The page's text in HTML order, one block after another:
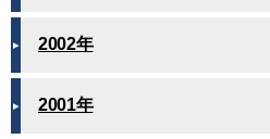
2002年
2001年